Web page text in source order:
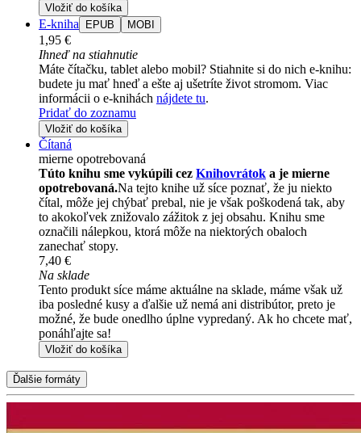
Vložiť do košíka
E-kniha EPUB MOBI
1,95 €
Ihneď na stiahnutie
Máte čítačku, tablet alebo mobil? Stiahnite si do nich e-knihu:
budete ju mať hneď a ešte aj ušetríte život stromom. Viac
informácii o e-knihách nájdete tu.
Pridať do zoznamu
Vložiť do košíka
Čítaná
mierne opotrebovaná
Túto knihu sme vykúpili cez Knihovrátok a je mierne
opotrebovaná.Na tejto knihe už síce poznať, že ju niekto
čítal, môže jej chýbať prebal, nie je však poškodená tak, aby
to akokoľvek znižovalo zážitok z jej obsahu. Knihu sme
označili nálepkou, ktorá môže na niektorých obaloch
zanechať stopy.
7,40 €
Na sklade
Tento produkt síce máme aktuálne na sklade, máme však už
iba posledné kusy a ďalšie už nemá ani distribútor, preto je
možné, že bude onedlho úplne vypredaný. Ak ho chcete mať,
ponáhľajte sa!
Vložiť do košíka
Ďalšie formáty